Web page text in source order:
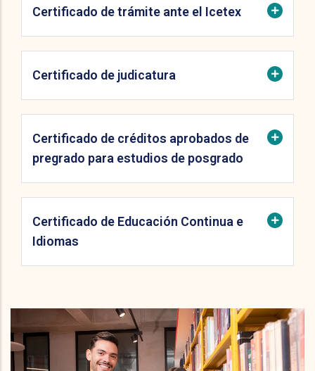
Certificado de trámite ante el Icetex
Certificado de judicatura
Certificado de créditos aprobados de
pregrado para estudios de posgrado
Certificado de Educación Continua e
Idiomas